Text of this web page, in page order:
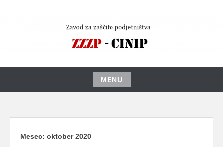
MENU
Skip
content
Mesec: oktober 2020